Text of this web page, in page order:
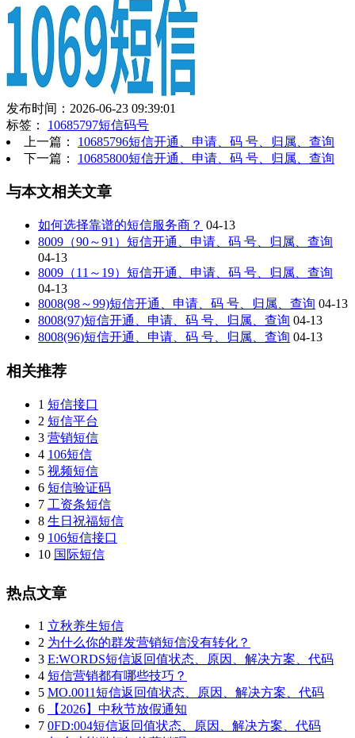
发布时间：2026-06-23 09:39:01
标签： 10685797短信码号
上一篇： 10685796短信开通、申请、码 号、归属、查询
下一篇： 10685800短信开通、申请、码 号、归属、查询
与本文相关文章
如何选择靠谱的短信服务商？ 04-13
8009（90～91）短信开通、申请、码 号、归属、查询
04-13
8009（11～19）短信开通、申请、码 号、归属、查询
04-13
8008(98～99)短信开通、申请、码 号、归属、查询 04-13
8008(97)短信开通、申请、码 号、归属、查询 04-13
8008(96)短信开通、申请、码 号、归属、查询 04-13
相关推荐
1 短信接口
2 短信平台
3 营销短信
4 106短信
5 视频短信
6 短信验证码
7 工资条短信
8 生日祝福短信
9 106短信接口
10 国际短信
热点文章
1 立秋养生短信
2 为什么你的群发营销短信没有转化？
3 E:WORDS短信返回值状态、原因、解决方案、代码
4 短信营销都有哪些技巧？
5 MO.0011短信返回值状态、原因、解决方案、代码
6
【2026】中秋节放假通知
7 0FD:004短信返回值状态、原因、解决方案、代码